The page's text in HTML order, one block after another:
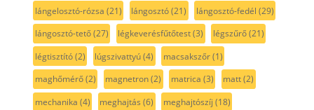
lángelosztó-rózsa (21) lángosztó(21) lángosztó-fedél (29)
lángosztó-tető(27) légkeverésfűtőtest(3) légszűrő(21)
légtisztító(2) lúgszivattyú(4) macsakszőr(1)
maghőmérő(2) magnetron(2) matrica (3) matt(2)
mechanika (4) meghajtás (6) meghajtószíj (18)